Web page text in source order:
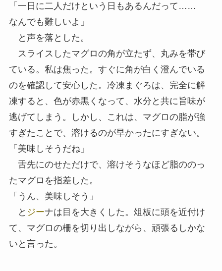
「一日に二人だけという日もあるんだって……
なんでも難しいよ」
と声を落とした。
スライスしたマグロの角が立たず、丸みを帯び
ている。私は焦った。すぐに角が白く澄んでいる
のを確認して安心した。冷凍まぐろは、完全に解
凍すると、色が赤黒くなって、水分と共に旨味が
逃げてしまう。しかし、これは、マグロの脂が強
すぎたことで、溶けるのが早かったにすぎない。
「美味しそうだね」
舌先にのせただけで、溶けそうなほど脂ののっ
たマグロを指差した。
「うん、美味しそう」
と ジーナは目を大きくした。俎板に頭を近付け
て、マグロの柵を切り出しながら、頑張るしかな
いと言った。